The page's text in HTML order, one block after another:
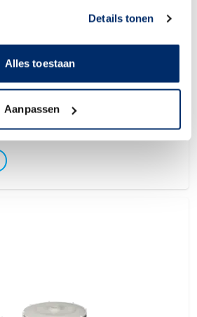
Details tonen
Alles toestaan
Aanpassen
ontwikkeld voor het filtreren van producten
zorgt ervoor dat deze filtermodules
110 °C.